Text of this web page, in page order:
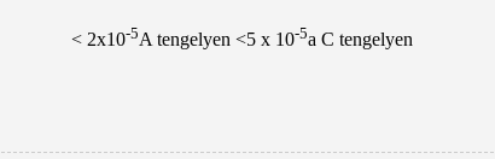
< 2x10-5A tengelyen <5 x 10-5a C tengelyen